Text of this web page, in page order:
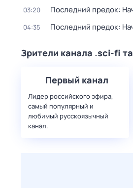
03:20 Последний предок:
04:35 Последний предок:
Зрители канала .sci-fi
Первый канал
Лидер российского эфира,
самый популярный и
любимый русскоязычный
канал.